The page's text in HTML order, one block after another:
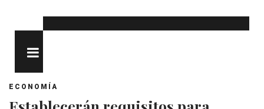
ECONOMÍA